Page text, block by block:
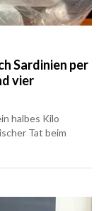
Sardinien per
vier
halbes Kilo
Tat beim